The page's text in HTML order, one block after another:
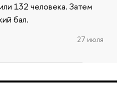
132 человека. Затем
бал.
27 июля